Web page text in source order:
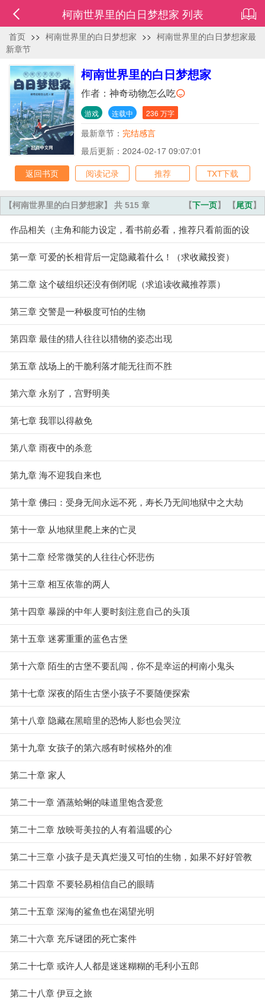
柯南世界里的白日梦想家 列表
首页 >> 柯南世界里的白日梦想家 >> 柯南世界里的白日梦想家最
新章节
柯南世界里的白日梦想家
作者： 神奇动物怎么吃
游戏 连载中 236 万字
最新章节： 完结感言
最后更新：2024-02-17 09:07:01
返回书页
阅读记录 推荐 TXT下载
【下一页】 【尾页】
【柯南世界里的白日梦想家】 共 515 章
作品相关（主角和能力设定，看书前必看，推荐只看前面的设
定）
第一章 可爱的长相背后一定隐藏着什么！（求收藏投资）
第二章 这个破组织还没有倒闭呢（求追读收藏推荐票）
第三章 交警是一种极度可怕的生物
第四章 最佳的猎人往往以猎物的姿态出现
第五章 战场上的干脆利落才能无往而不胜
第六章 永别了，宫野明美
第七章 我罪以得赦免
第八章 雨夜中的杀意
第九章 海不迎我自来也
第十章 佛曰：受身无间永远不死，寿长乃无间地狱中之大劫
第十一章 从地狱里爬上来的亡灵
第十二章 经常微笑的人往往心怀悲伤
第十三章 相互依靠的两人
第十四章 暴躁的中年人要时刻注意自己的头顶
第十五章 迷雾重重的蓝色古堡
第十六章 陌生的古堡不要乱闯，你不是幸运的柯南小鬼头
第十七章 深夜的陌生古堡小孩子不要随便探索
第十八章 隐藏在黑暗里的恐怖人影也会哭泣
第十九章 女孩子的第六感有时候格外的准
第二十章 家人
第二十一章 酒蒸蛤蜊的味道里饱含爱意
第二十二章 放映哥美拉的人有着温暖的心
第二十三章 小孩子是天真烂漫又可怕的生物，如果不好好管教
就会走上邪路！
第二十四章 不要轻易相信自己的眼睛
第二十五章 深海的鲨鱼也在渴望光明
第二十六章 充斥谜团的死亡案件
第二十七章 或许人人都是迷迷糊糊的毛利小五郎
第二十八章 伊豆之旅